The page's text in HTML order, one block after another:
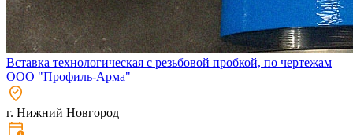
Вставка технологическая с резьбовой пробкой, по чертежам
ООО "Профиль-Арма"
г. Нижний Новгород